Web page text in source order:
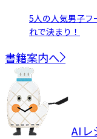
5人の人気男子
れで決まり！
書籍案内へ
AIレ